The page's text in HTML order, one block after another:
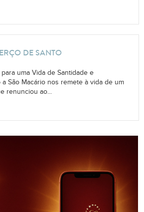
DE SANTO
uma Vida de Santidade e
São Macário nos remete à vida de um
renunciou ao...